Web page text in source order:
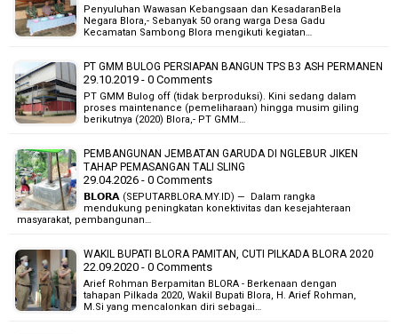
Penyuluhan Wawasan Kebangsaan dan KesadaranBela
Negara Blora,- Sebanyak 50 orang warga Desa Gadu
Kecamatan Sambong Blora mengikuti kegiatan…
PT GMM BULOG PERSIAPAN BANGUN TPS B3 ASH PERMANEN
29.10.2019 - 0 Comments
PT GMM Bulog off (tidak berproduksi). Kini sedang dalam
proses maintenance (pemeliharaan) hingga musim giling
berikutnya (2020) Blora,- PT GMM…
PEMBANGUNAN JEMBATAN GARUDA DI NGLEBUR JIKEN
TAHAP PEMASANGAN TALI SLING
29.04.2026 - 0 Comments
𝗕𝗟𝗢𝗥𝗔 (SEPUTARBLORA.MY.ID) — Dalam rangka
mendukung peningkatan konektivitas dan kesejahteraan
masyarakat, pembangunan…
WAKIL BUPATI BLORA PAMITAN, CUTI PILKADA BLORA 2020
22.09.2020 - 0 Comments
Arief Rohman Berpamitan BLORA - Berkenaan dengan
tahapan Pilkada 2020, Wakil Bupati Blora, H. Arief Rohman,
M.Si yang mencalonkan diri sebagai…